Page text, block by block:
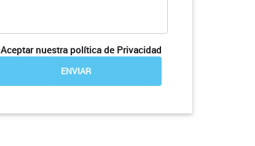
Aceptar nuestra política de Privacidad